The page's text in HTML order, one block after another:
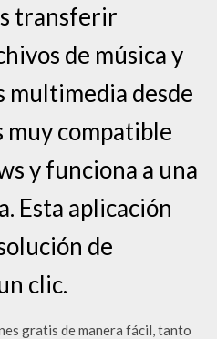
transferir
de música y
multimedia desde
muy compatible
y funciona a una
Esta aplicación
de
clic.
gratis de manera fácil, tanto